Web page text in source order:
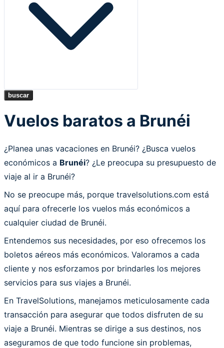
buscar
Vuelos baratos a Brunéi
¿Planea unas vacaciones en Brunéi? ¿Busca vuelos
económicos a Brunéi? ¿Le preocupa su presupuesto de
viaje al ir a Brunéi?
No se preocupe más, porque travelsolutions.com está
aquí para ofrecerle los vuelos más económicos a
cualquier ciudad de Brunéi.
Entendemos sus necesidades, por eso ofrecemos los
boletos aéreos más económicos. Valoramos a cada
cliente y nos esforzamos por brindarles los mejores
servicios para sus viajes a Brunéi.
En TravelSolutions, manejamos meticulosamente cada
transacción para asegurar que todos disfruten de su
viaje a Brunéi. Mientras se dirige a sus destinos, nos
aseguramos de que todo funcione sin problemas,